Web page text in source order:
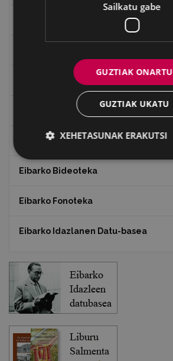
"Gure Herria" aldizkaria
Txostenak eta dokumentuak
EXFIBAR
Eibarko Bideoteka
Eibarko Fonoteka
Eibarko Idazlanen Datu-basea
Sailkatu gabe
GUZTIAK ONARTU
GUZTIAK UKATU
XEHETASUNAK ERAKUTSI